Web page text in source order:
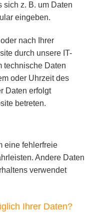
sich z. B. um Daten
eingeben.
nach Ihrer
durch unsere IT-
technische Daten
oder Uhrzeit des
Daten erfolgt
betreten.
eine fehlerfreie
Andere Daten
verwendet
Ihrer Daten?